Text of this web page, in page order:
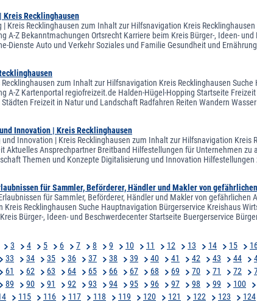
Kreis Recklinghausen
| Kreis Recklinghausen zum Inhalt zur Hilfsnavigation Kreis
A-Z Bekanntmachungen Ortsrecht Karriere beim Kreis Bürger-, Ideen-
Dienste Auto und Verkehr Soziales und Familie Gesundheit und
Recklinghausen zum Inhalt zur Hilfsnavigation Kreis Recklinghausen
A-Z Kartenportal regiofreizeit.de Halden-Hügel-Hopping Startseite
Freizeit in Natur und Landschaft Radfahren Reiten Wandern
Innovation | Kreis Recklinghausen
Innovation | Kreis Recklinghausen zum Inhalt zur Hilfsnavigation
Aktuelles Ansprechpartner Breitband Hilfestellungen für Unternehmen
Themen und Konzepte Digitalisierung und Innovation
für Sammler, Beförderer, Händler und Makler von
für Sammler, Beförderer, Händler und Makler von
Kreis Recklinghausen Suche Hauptnavigation Bürgerservice Kreishaus
Bürger-, Ideen- und Beschwerdecenter Startseite Buergerservice
3 4 5 6 7 8 9 10 11 12 13 14 15
33 34 35 36 37 38 39 40 41 42 43 44
61 62 63 64 65 66 67 68 69 70 71 72
89 90 91 92 93 94 95 96 97 98 99 100
115 116 117 118 119 120 121 122 123 124